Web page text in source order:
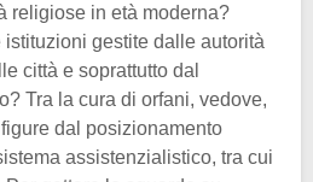
religiose in età moderna?
gestite dalle autorità
città e soprattutto dal
Tra la cura di orfani, vedove,
dal posizionamento
assistenzialistico, tra cui